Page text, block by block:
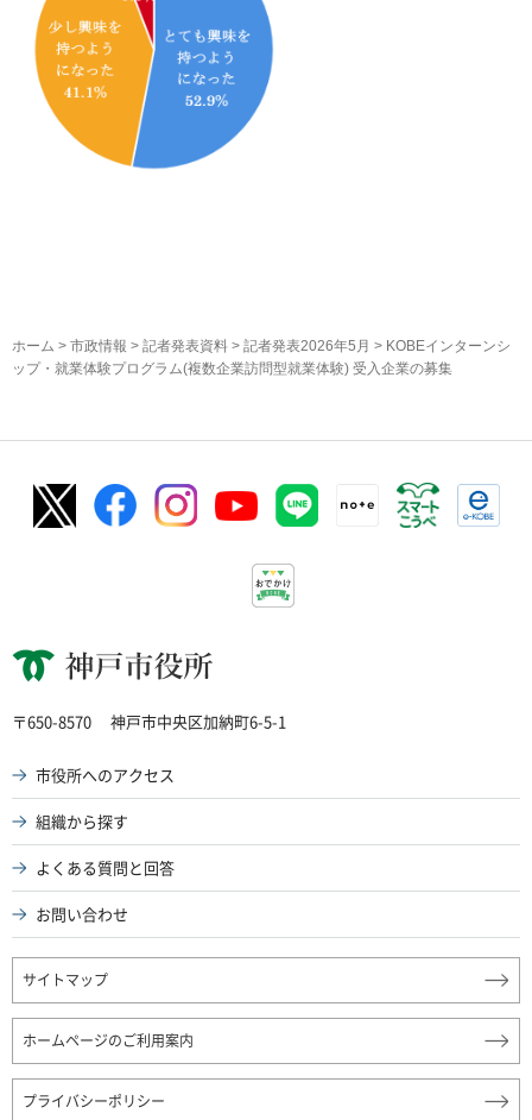
ホーム > 市政情報 > 記者発表資料 > 記者発表2026年5月 > KOBEインターンシ
ップ・就業体験プログラム(複数企業訪問型就業体験) 受入企業の募集
神戸市役所
〒650-8570 神戸市中央区加納町6-5-1
市役所へのアクセス
組織から探す
よくある質問と回答
お問い合わせ
サイトマップ
ホームページのご利用案内
プライバシーポリシー